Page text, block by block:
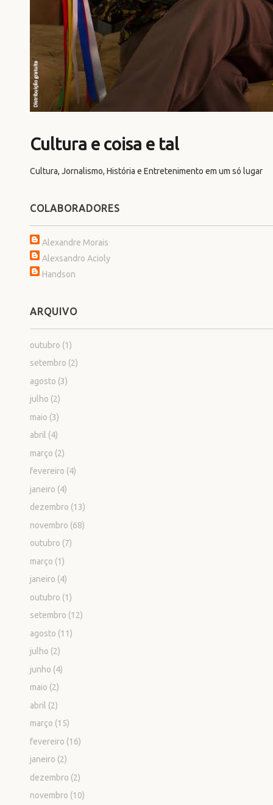
Cultura e coisa e tal
Cultura, Jornalismo, História e Entretenimento em um só lugar
COLABORADORES
Alexandre Morais
Alexsandro Acioly
Handson
ARQUIVO
outubro (1)
setembro (2)
agosto (3)
julho (2)
maio (3)
abril (4)
março (2)
fevereiro (4)
janeiro (4)
dezembro (13)
novembro (68)
outubro (7)
março (1)
janeiro (4)
outubro (1)
setembro (12)
agosto (11)
julho (2)
junho (4)
maio (2)
abril (2)
março (15)
fevereiro (16)
janeiro (2)
dezembro (2)
novembro (10)